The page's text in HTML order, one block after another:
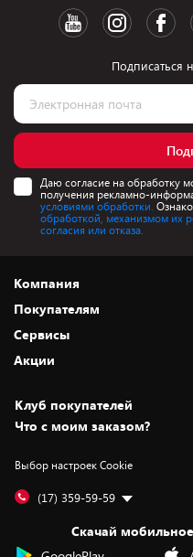
Подписаться
Даю согласие на обработку
получения рекламно-
условиями обработки.
обработкой, механизмом их
согласия или отказа.
Компания
О нас
Адреса магазинов
Новости
Статьи и обзоры
Вакансии
Дай пять добру!
Покупателям
Как сделать заказ
Оплата и доставка
Безналичный расчёт
Обмен и возврат товара
Обработка персональных
Подарочные карты
Сервисы
Установка техники
Для игровых консолей
Для мобильных устройств
Для компьютеров
Сервисные центры
Акции
Скидки и промокоды
Белорусские товары
Бонусы
Оплата частями
Новинки
Клуб покупателей
Что с моим заказом?
Выбор настроек Cookie
(17) 359-59-59
Скачай